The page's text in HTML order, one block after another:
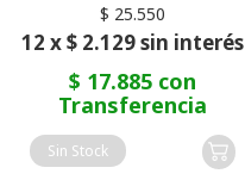
$ 25.550
12 x $ 2.129 sin interés
$ 17.885 con
Transferencia
Sin Stock